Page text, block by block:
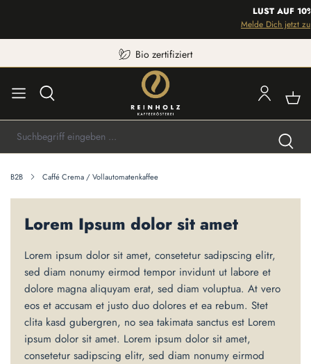
LUST AUF 10%
Melde Dich jetzt
Bio zertifiziert
B2B Caffé Crema / Vollautomatenkaffee
Lorem Ipsum dolor sit amet
Lorem ipsum dolor sit amet, consetetur sadipscing elitr,
sed diam nonumy eirmod tempor invidunt ut labore et
dolore magna aliquyam erat, sed diam voluptua. At vero
eos et accusam et justo duo dolores et ea rebum. Stet
clita kasd gubergren, no sea takimata sanctus est Lorem
ipsum dolor sit amet. Lorem ipsum dolor sit amet,
consetetur sadipscing elitr, sed diam nonumy eirmod